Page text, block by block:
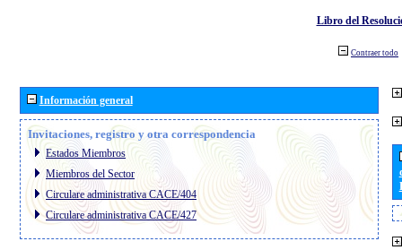
Libro del
Contraer todo
Información general
Invitaciones, registro y otra correspondencia
Estados Miembros
Miembros del Sector
Circulare administrativa CACE/404
Circulare administrativa CACE/427